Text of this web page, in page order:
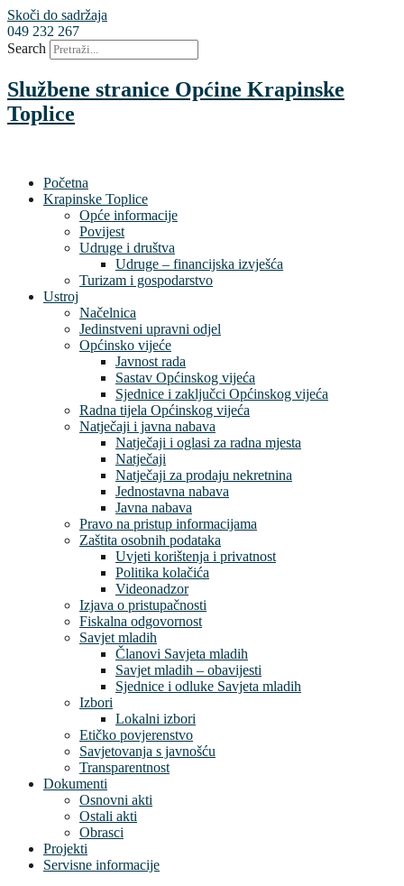
Skoči do sadržaja
049 232 267
Search
Službene stranice Općine Krapinske
Toplice
Početna
Krapinske Toplice
Opće informacije
Povijest
Udruge i društva
Udruge – financijska izvješća
Turizam i gospodarstvo
Ustroj
Načelnica
Jedinstveni upravni odjel
Općinsko vijeće
Javnost rada
Sastav Općinskog vijeća
Sjednice i zaključci Općinskog vijeća
Radna tijela Općinskog vijeća
Natječaji i javna nabava
Natječaji i oglasi za radna mjesta
Natječaji
Natječaji za prodaju nekretnina
Jednostavna nabava
Javna nabava
Pravo na pristup informacijama
Zaštita osobnih podataka
Uvjeti korištenja i privatnost
Politika kolačića
Videonadzor
Izjava o pristupačnosti
Fiskalna odgovornost
Savjet mladih
Članovi Savjeta mladih
Savjet mladih – obavijesti
Sjednice i odluke Savjeta mladih
Izbori
Lokalni izbori
Etičko povjerenstvo
Savjetovanja s javnošću
Transparentnost
Dokumenti
Osnovni akti
Ostali akti
Obrasci
Projekti
Servisne informacije